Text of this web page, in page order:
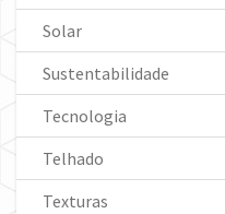
Solar
Sustentabilidade
Tecnologia
Telhado
Texturas